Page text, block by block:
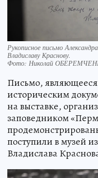
Рукописное письмо
Владиславу Краснову.
Фото: Николай
Письмо,
историческим
на выставке,
заповедником
поступили в музей
Владислава